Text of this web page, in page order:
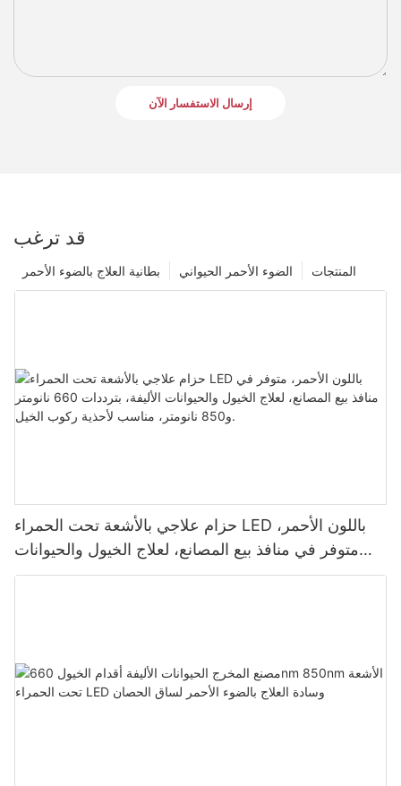
إرسال الاستفسار الآن
قد ترغب
المنتجات الضوء الأحمر الحيواني بطانية العلاج بالضوء الأحمر
حزام علاجي بالأشعة تحت الحمراء LED باللون الأحمر،
متوفر في منافذ بيع المصانع، لعلاج الخيول والحيوانات
الأليفة، بترددات 660 نانومتر و850 نانومتر، مناسب